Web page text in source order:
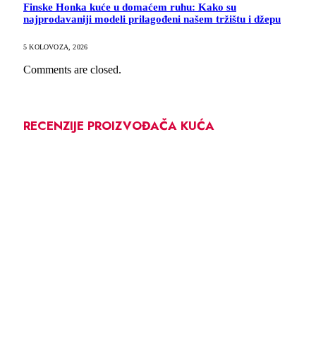
Finske Honka kuće u domaćem ruhu: Kako su
najprodavaniji modeli prilagođeni našem tržištu i džepu
5 KOLOVOZA, 2026
Comments are closed.
RECENZIJE PROIZVOĐAČA KUĆA